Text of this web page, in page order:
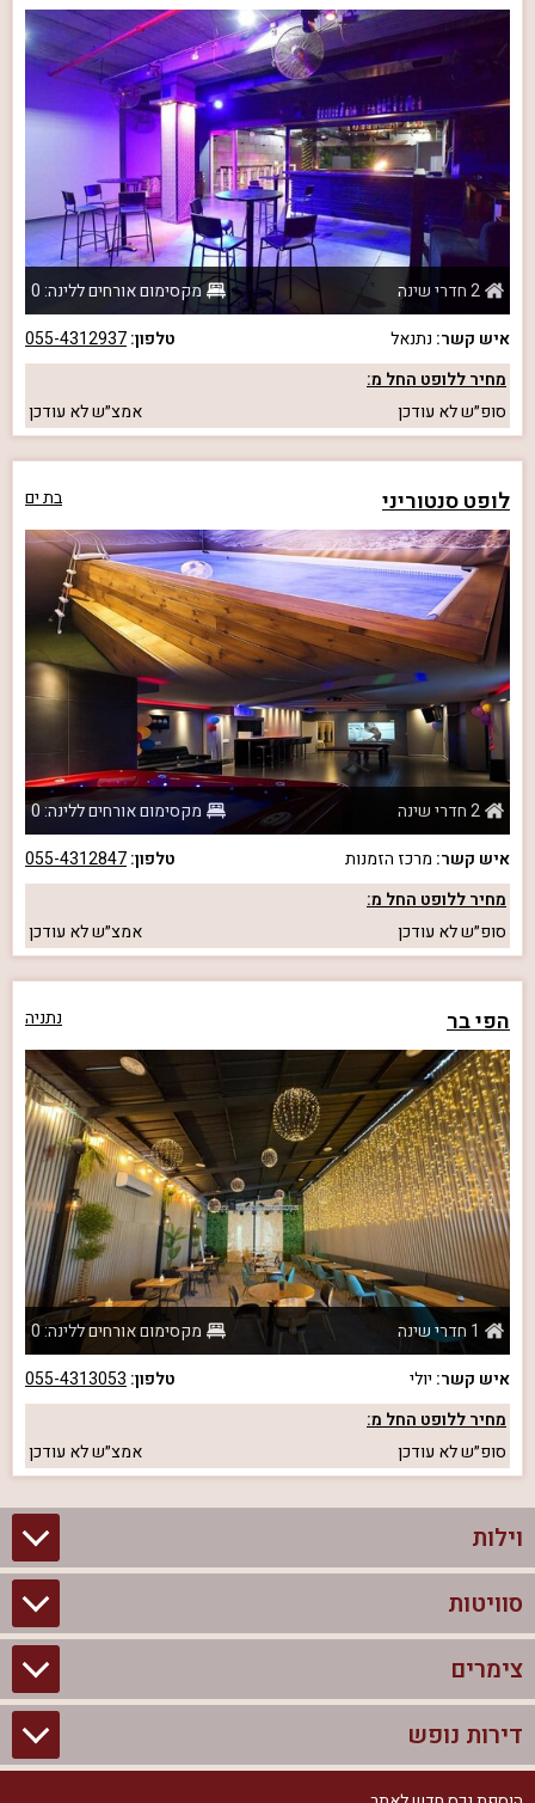
2 חדרי שינה
מקסימום אורחים ללינה: 0
איש קשר: נתנאל טלפון:055-4312937
מחיר ללופט החל מ:
סופ״שלא עודכן אמצ״שלא עודכן
לופט סנטוריני בת ים
2 חדרי שינה
מקסימום אורחים ללינה: 0
איש קשר: מרכז הזמנות טלפון:055-4312847
מחיר ללופט החל מ:
סופ״שלא עודכן אמצ״שלא עודכן
הפי בר נתניה
1 חדרי שינה
מקסימום אורחים ללינה: 0
איש קשר: יולי טלפון: 055-4313053
מחיר ללופט החל מ:
סופ״שלא עודכן אמצ״שלא עודכן
וילות
וילות בצפון
וילות להשכרה
וילות למסיבת רווקים
סוויטות
סוויטות בצפון
צימרים לזוגות עם בריכה פרטית
צימרים
צימרים בצפון
צימרים לזוגות
דירות נופש